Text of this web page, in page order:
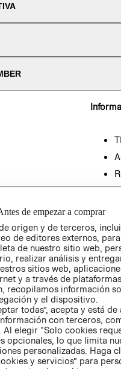
de empezar a comprar
origen y de terceros,
de editores externos,
de nuestro sitio web,
realizar análisis y
sitios web,
y a través de
recopilamos información
y el dispositivo.
todas”, acepta y está
con terceros,
elegir “Solo cookies
opcionales, lo que limita
personalizadas. Haga
y servicios” para